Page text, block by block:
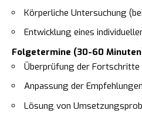
Körperliche Untersuchung
Entwicklung eines
Folgetermine (30-60
Überprüfung der Fortschritte
Anpassung der Empfehlungen
Lösung von